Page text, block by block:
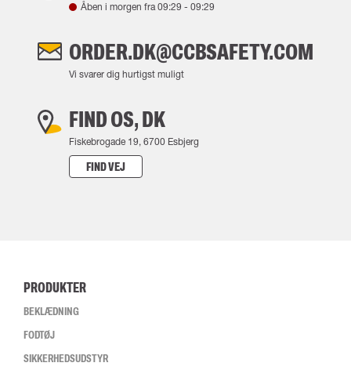
Åben i morgen fra09:29 - 09:29
ORDER.DK@CCBSAFETY.COM
Vi svarer dig hurtigst muligt
FIND OS, DK
Fiskebrogade 19, 6700 Esbjerg
FIND VEJ
PRODUKTER
BEKLÆDNING
FODTØJ
SIKKERHEDSUDSTYR